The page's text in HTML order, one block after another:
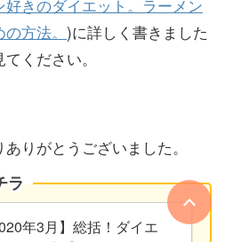
好きのダイエット。ラーメン
方法。 )に詳しく書きました
ください。
りがとうございました。
ラ
年3月】総括！ダイエ